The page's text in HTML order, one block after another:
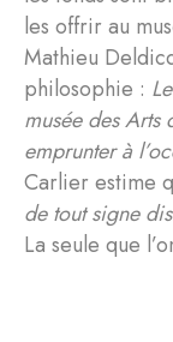
les offrir au
Mathieu
philosophie :
musée des Arts
emprunter à
Carlier estime
de tout signe
La seule que